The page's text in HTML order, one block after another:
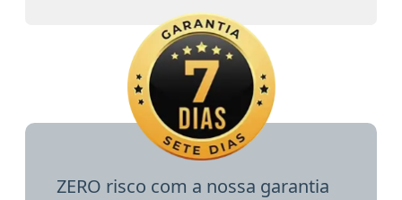
ZERO risco com a nossa garantia